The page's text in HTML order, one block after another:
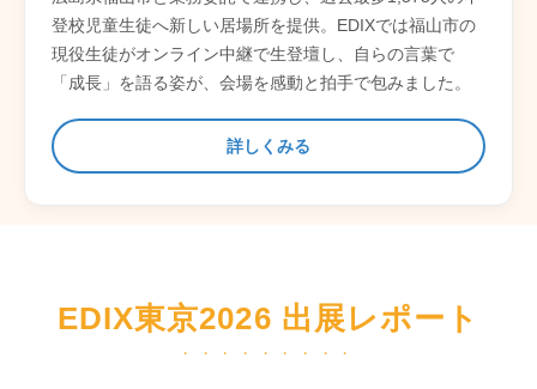
登校児童生徒へ新しい居場所を提供。EDIXでは福山市の
現役生徒がオンライン中継で生登壇し、自らの言葉で
「成長」を語る姿が、会場を感動と拍手で包みました。
詳しくみる
EDIX東京2026 出展レポート
・・・・・・・・・